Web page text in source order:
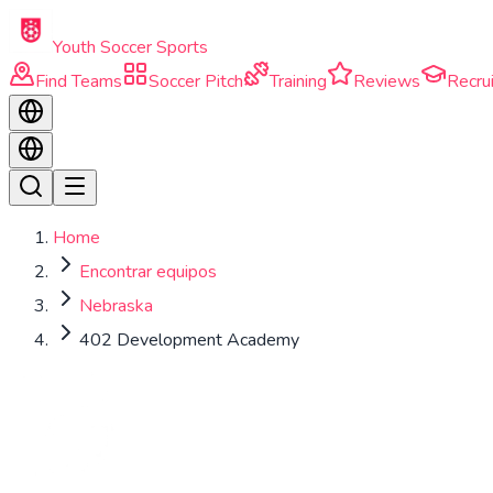
Skip to main content
Youth Soccer Sports
Find Teams
Soccer Pitch Training Reviews
Home
Encontrar equipos
Nebraska
402 Development Academy